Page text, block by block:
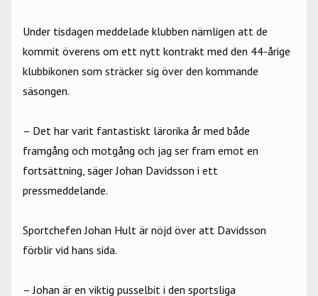
Under tisdagen meddelade klubben nämligen att de
kommit överens om ett nytt kontrakt med den 44-årige
klubbikonen som sträcker sig över den kommande
säsongen.
– Det har varit fantastiskt lärorika år med både
framgång och motgång och jag ser fram emot en
fortsättning, säger Johan Davidsson i ett
pressmeddelande.
Sportchefen Johan Hult är nöjd över att Davidsson
förblir vid hans sida.
– Johan är en viktig pusselbit i den sportsliga